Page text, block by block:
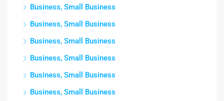
Business, Small Business
Business, Small Business
Business, Small Business
Business, Small Business
Business, Small Business
Business, Small Business